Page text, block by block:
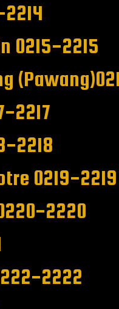
0215-2215
2217
2218
0219-2219
2220
2222